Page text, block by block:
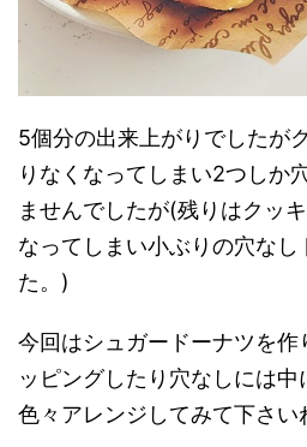
5個分の出来上がりでしたが
りなくなってしまい2つしか
ませんでしたが(残りはクッ
なってしまい小ぶりの穴なし
た。)
今回はシュガードーナツを作
ッピングしたり穴なしには中
色々アレンジしてみて下さい